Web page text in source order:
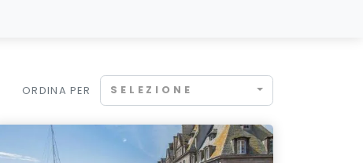
ORDINA PER SELEZIONE